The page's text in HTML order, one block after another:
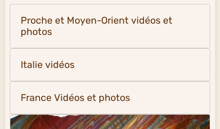
Proche et Moyen-Orient vidéos et
photos
Italie vidéos
France Vidéos et photos